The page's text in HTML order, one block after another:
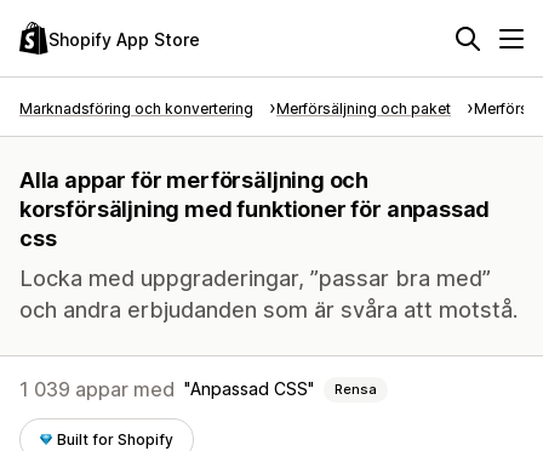
Shopify App Store
Marknadsföring och konvertering Merförsäljning och paket
Alla appar för merförsäljning och
korsförsäljning med funktioner för anpassad
css
Locka med uppgraderingar, ”passar bra med”
och andra erbjudanden som är svåra att motstå.
1 039 appar med Anpassad CSS Rensa
Built for Shopify